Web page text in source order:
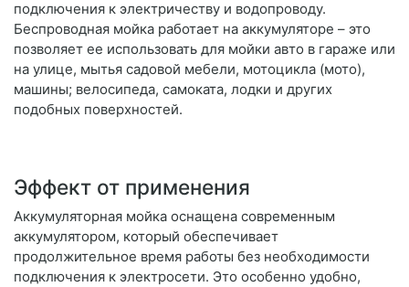
подключения к электричеству и водопроводу.
Беспроводная мойка работает на аккумуляторе – это
позволяет ее использовать для мойки авто в гараже или
на улице, мытья садовой мебели, мотоцикла (мото),
машины; велосипеда, самоката, лодки и других
подобных поверхностей.
Эффект от применения
Аккумуляторная мойка оснащена современным
аккумулятором, который обеспечивает
продолжительное время работы без необходимости
подключения к электросети. Это особенно удобно,